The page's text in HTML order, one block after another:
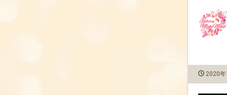
2020